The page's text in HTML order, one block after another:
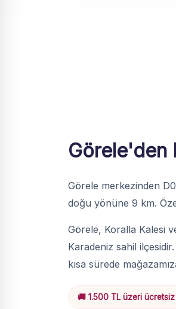
Görele'den
Görele merkezinden
doğu yönüne 9 km.
Görele, Koralla Kalesi
Karadeniz sahil
kısa sürede
🚚 1.500 TL üzeri